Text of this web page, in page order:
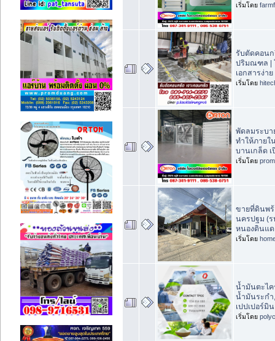
เริ่มโดย
รับตัดคอนก
ปริมณฑล |
เอกสารง่าย
เริ่มโดย
พัดลมระบา
ทำให้ภายใ
บานเกล็ด เ
เริ่มโดย
ขายที่ดินพร้
นครปฐม (ร
หนองดินแด
เริ่มโดย
น้ำมันตะไ
น้ำมันระก
เปปเปอร์มิ
เริ่มโดย